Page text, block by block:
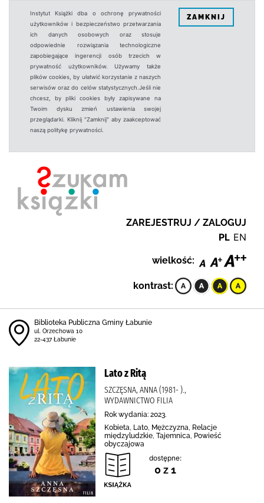
Instytut Książki dba o ochronę prywatności
użytkowników i bezpieczeństwo przetwarzania
ich danych osobowych oraz stosuje
odpowiednie rozwiązania technologiczne
zapobiegające ingerencji osób trzecich w
prywatność użytkowników. Używamy także
plików cookies, by ułatwić korzystanie z naszych
serwisów oraz do celów statystycznych.Jeśli nie
chcesz, by pliki cookies były zapisywane na
Twoim dysku zmień ustawienia swojej
przeglądarki. Kliknij "Zamknij" aby zaakceptować
naszą politykę prywatności.
ZAMKNIJ
ZAREJESTRUJ / ZALOGUJ
PL EN
wielkość:
kontrast:
Biblioteka Publiczna Gminy Łabunie
ul. Orzechowa 10
22-437 Łabunie
Lato z Ritą
SZCZĘSNA, ANNA (1981- ).,
WYDAWNICTWO FILIA
Rok wydania: 2023.
Kobieta, Lato, Mężczyzna, Relacje
międzyludzkie, Tajemnica, Powieść
obyczajowa
dostępne:
0 z 1